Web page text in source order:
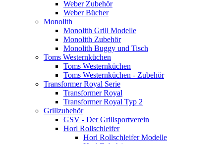
Weber Zubehör
Weber Bücher
Monolith
Monolith Grill Modelle
Monolith Zubehör
Monolith Buggy und Tisch
Toms Westernküchen
Toms Westernküchen
Toms Westernküchen - Zubehör
Transformer Royal Serie
Transformer Royal
Transformer Royal Typ 2
Grillzubehör
GSV - Der Grillsportverein
Horl Rollschleifer
Horl Rollschleifer Modelle